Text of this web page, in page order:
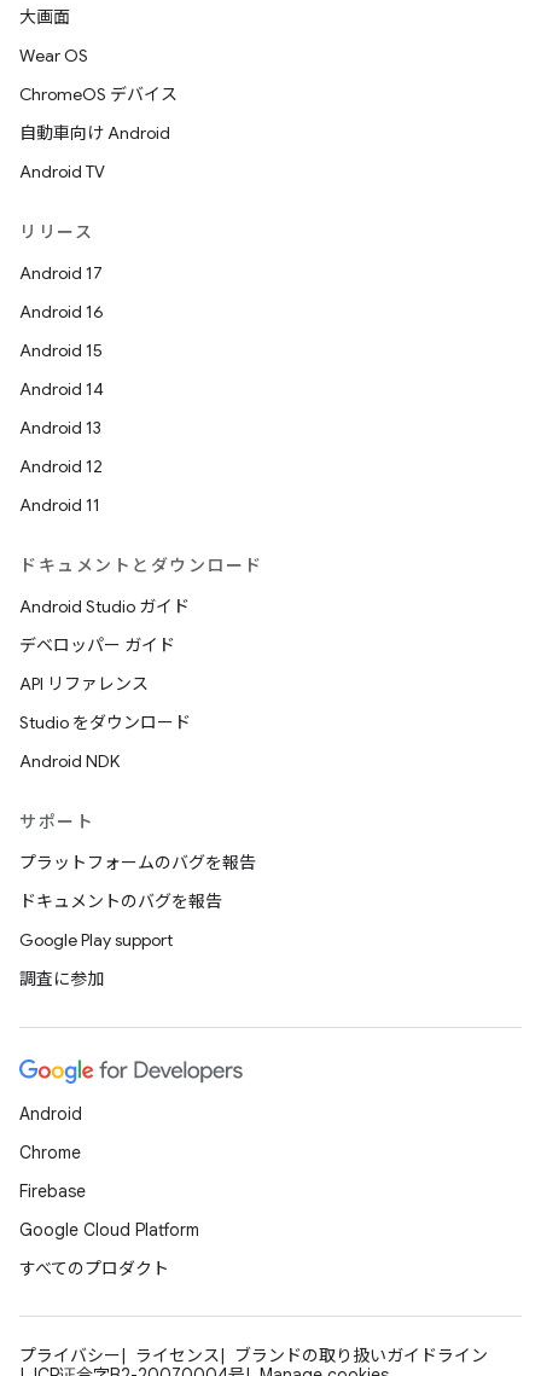
大画面
Wear OS
ChromeOS デバイス
自動車向け Android
Android TV
リリース
Android 17
Android 16
Android 15
Android 14
Android 13
Android 12
Android 11
ドキュメントとダウンロード
Android Studio ガイド
デベロッパー ガイド
API リファレンス
Studio をダウンロード
Android NDK
サポート
プラットフォームのバグを報告
ドキュメントのバグを報告
Google Play support
調査に参加
Android
Chrome
Firebase
Google Cloud Platform
すべてのプロダクト
プライバシー ライセンス
ブランドの取り扱いガイドライン